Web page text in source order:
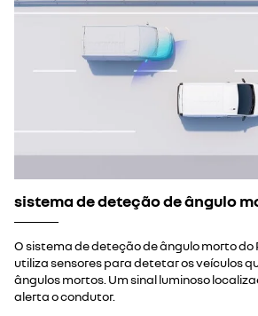
sistema de deteção de ângulo
O sistema de deteção de ângulo morto do
utiliza sensores para detetar os veículos
ângulos mortos. Um sinal luminoso
alerta o condutor.